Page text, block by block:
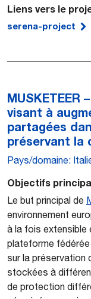
Liens vers le
serena-project
visant à
partagées
préservant la
Pays/domaine:
Objectifs
Le but principal de
environnement
à la fois extensible
plateforme
sur la préservation
stockées à
de protection